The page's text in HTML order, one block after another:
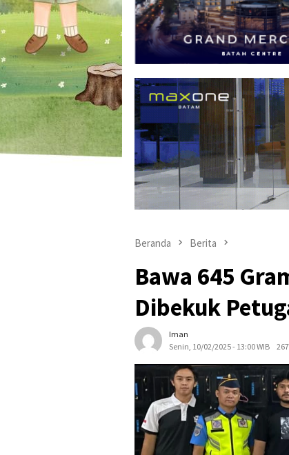
Beranda Berita
Bawa 645
Dibekuk
Iman
Senin, 10/02/2025 - 13:00 WIB